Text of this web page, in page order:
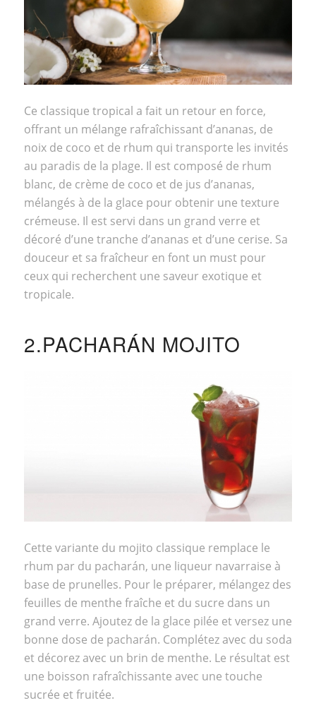
Ce classique tropical a fait un retour en force,
offrant un mélange rafraîchissant d’ananas, de
noix de coco et de rhum qui transporte les invités
au paradis de la plage. Il est composé de rhum
blanc, de crème de coco et de jus d’ananas,
mélangés à de la glace pour obtenir une texture
crémeuse. Il est servi dans un grand verre et
décoré d’une tranche d’ananas et d’une cerise. Sa
douceur et sa fraîcheur en font un must pour
ceux qui recherchent une saveur exotique et
tropicale.
2.PACHARÁN MOJITO
Cette variante du mojito classique remplace le
rhum par du pacharán, une liqueur navarraise à
base de prunelles. Pour le préparer, mélangez des
feuilles de menthe fraîche et du sucre dans un
grand verre. Ajoutez de la glace pilée et versez une
bonne dose de pacharán. Complétez avec du soda
et décorez avec un brin de menthe. Le résultat est
une boisson rafraîchissante avec une touche
sucrée et fruitée.